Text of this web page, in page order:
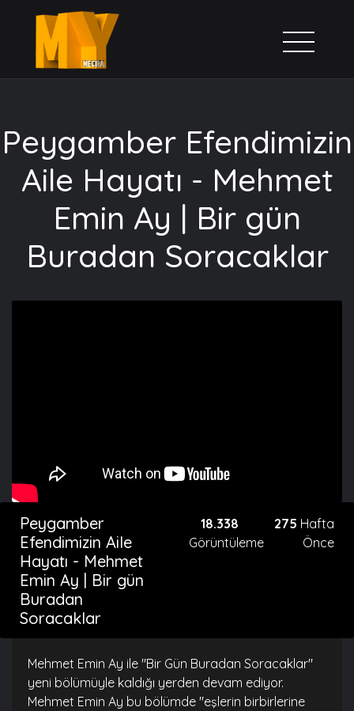
Peygamber Efendimizin
Aile Hayatı - Mehmet
Emin Ay | Bir gün
Buradan Soracaklar
Peygamber
Efendimizin Aile
Hayatı - Mehmet
Emin Ay | Bir gün
Buradan
Soracaklar
18.338
Görüntüleme
275 Hafta
Önce
Mehmet Emin Ay ile "Bir Gün Buradan Soracaklar"
yeni bölümüyle kaldığı yerden devam ediyor.
Mehmet Emin Ay bu bölümde "eşlerin birbirlerine